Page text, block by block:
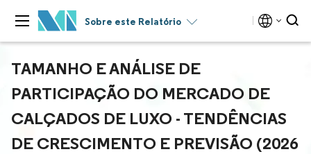
Sobre este Relatório
TAMANHO E ANÁLISE DE
PARTICIPAÇÃO DO MERCADO DE
CALÇADOS DE LUXO - TENDÊNCIAS
DE CRESCIMENTO E PREVISÃO (2026